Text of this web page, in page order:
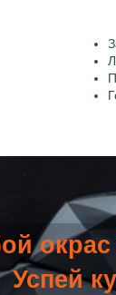
Успей